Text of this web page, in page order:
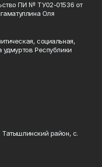
ПИ № ТУ02-01536 от
Оля
социальная,
удмуртов Республики
район, с.